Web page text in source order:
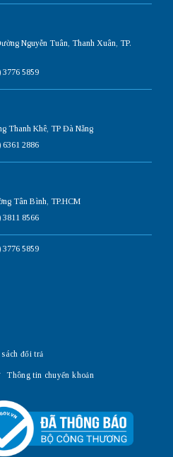
Nguyễn Tuân, Thanh Xuân, TP.
3776 5859
Thanh Khê, TP Đà Nẵng
6361 2886
Tân Bình, TP.HCM
3811 8566
3776 5859
đổi trả
Thông tin chuyển khoản